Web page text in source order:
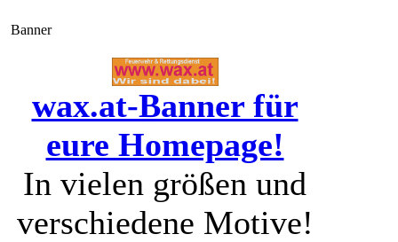
Banner
wax.at-Banner für
eure Homepage!
In vielen größen und
verschiedene Motive!